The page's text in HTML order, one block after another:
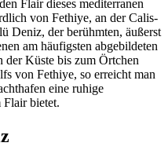
Flair dieses mediterranen
von Fethiye, an der Calis-
Deniz, der berühmten, äußerst
am häufigsten abgebildeten
Küste bis zum Örtchen
von Fethiye, so erreicht man
eine ruhige
Flair bietet.